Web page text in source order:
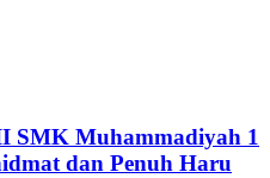
SMK Muhammadiyah 1
dan Penuh Haru